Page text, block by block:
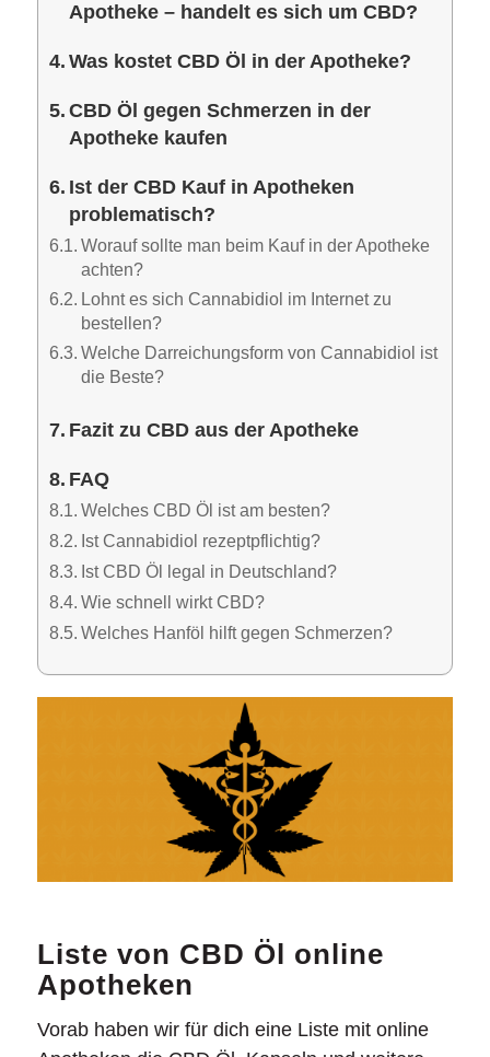
Apotheke – handelt es sich um CBD?
Was kostet CBD Öl in der Apotheke?
CBD Öl gegen Schmerzen in der
Apotheke kaufen
Ist der CBD Kauf in Apotheken
problematisch?
Worauf sollte man beim Kauf in der Apotheke
achten?
Lohnt es sich Cannabidiol im Internet zu
bestellen?
Welche Darreichungsform von Cannabidiol ist
die Beste?
Fazit zu CBD aus der Apotheke
FAQ
Welches CBD Öl ist am besten?
Ist Cannabidiol rezeptpflichtig?
Ist CBD Öl legal in Deutschland?
Wie schnell wirkt CBD?
Welches Hanföl hilft gegen Schmerzen?
Liste von CBD Öl online
Apotheken
Vorab haben wir für dich eine Liste mit online